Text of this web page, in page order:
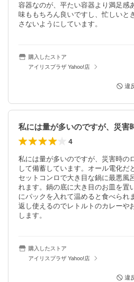
容器なのが、平たい容器より満足感
味ももちろん良いですし、忙しいと
さないようにしています。
購入したストア
アイリスプラザ Yahoo!店
違
4
私には量が多いのですが、災害時の
して備蓄しています。オール電化だ
セットコンロで大き目な鍋に最悪風
れます。鍋の底に大き目のお皿を置
にパックを入れて温めると食べられ
返し使えるのでレトルトのカレーや
購入したストア
アイリスプラザ Yahoo!店
違